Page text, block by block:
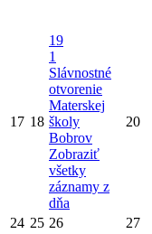
17 18
19
1
Slávnostné
otvorenie
Materskej
školy
Bobrov
Zobraziť
všetky
záznamy z
dňa
20
24 25 26 27